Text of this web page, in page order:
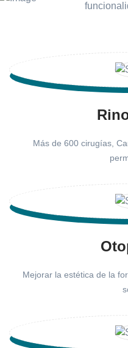
Más de 600 cirugías,
Mejorar la estética de la